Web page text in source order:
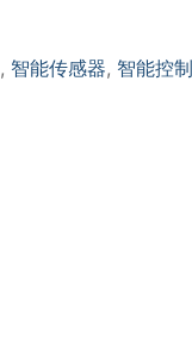
, 智能传感器, 智能控制